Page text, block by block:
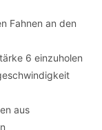
Fahnen an den
6 einzuholen
aus